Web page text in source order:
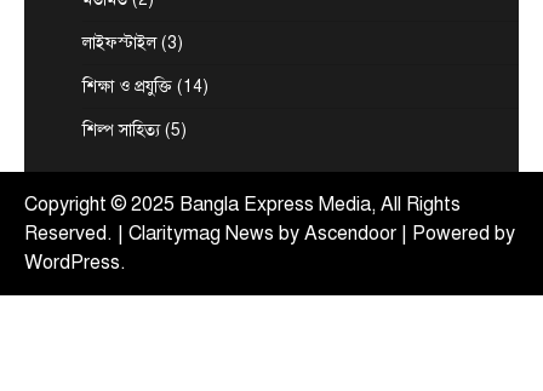
5
নিয়োগ
দিয়েছে সরকার। আজ (বৃহস্পতিবার) এ সংক্রান্ত…
লাইফস্টাইল(3)
শিক্ষা ও প্রযুক্তি (14)
শিল্প সাহিত্য(5)
Copyright © 2025 Bangla Express Media, All Rights
Reserved. | Claritymag News by Ascendoor | Powered by
WordPress.